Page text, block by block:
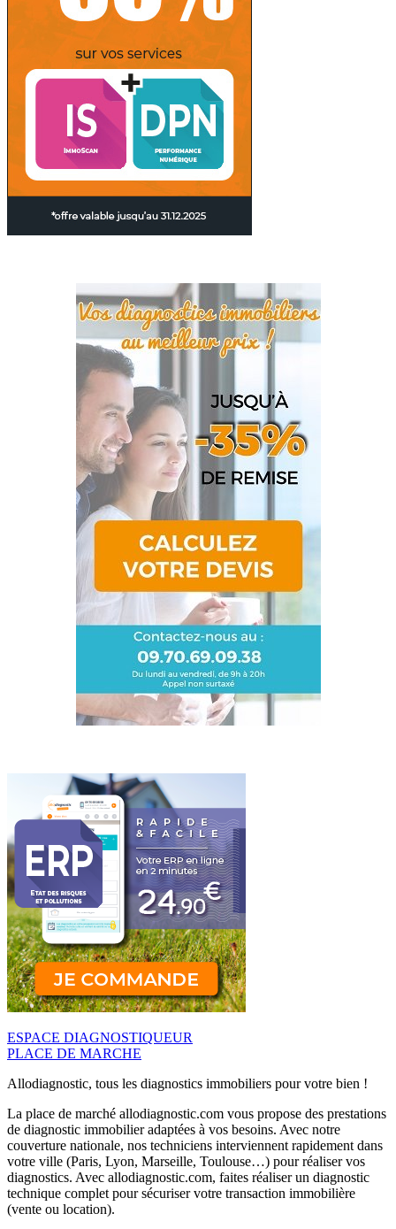
ESPACE DIAGNOSTIQUEUR
PLACE DE MARCHE
Allodiagnostic, tous les diagnostics immobiliers pour votre bien !
La place de marché allodiagnostic.com vous propose des prestations
de diagnostic immobilier adaptées à vos besoins. Avec notre
couverture nationale, nos techniciens interviennent rapidement dans
votre ville (Paris, Lyon, Marseille, Toulouse…) pour réaliser vos
diagnostics. Avec allodiagnostic.com, faites réaliser un diagnostic
technique complet pour sécuriser votre transaction immobilière
(vente ou location).